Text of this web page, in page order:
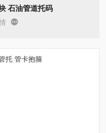
石油管道托码